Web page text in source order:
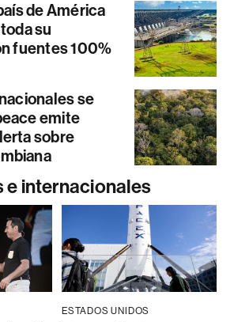
de América
su
fuentes 100%
se
emite
sobre
e internacionales
ESTADOS UNIDOS